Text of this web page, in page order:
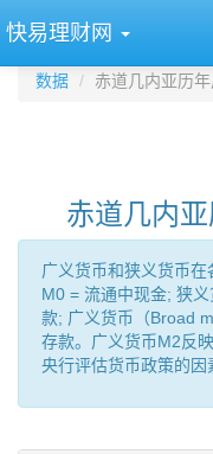
快易理财网
数据 赤道几内亚历
赤道几内
广义货币和狭义货币
M0 = 流通中现金; 狭
款; 广义货币（Broad
存款。广义货币M2反
央行评估货币政策的因